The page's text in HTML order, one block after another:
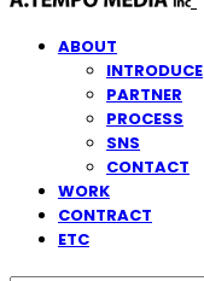
ABOUT
INTRODUCE
PARTNER
PROCESS
SNS
CONTACT
WORK
CONTRACT
ETC